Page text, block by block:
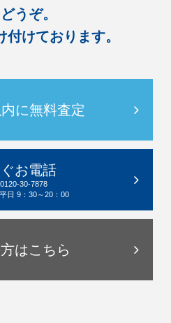
うぞ。
けております。
に無料査定
お電話
0120-30-7878
日 9：30～20：00
はこちら